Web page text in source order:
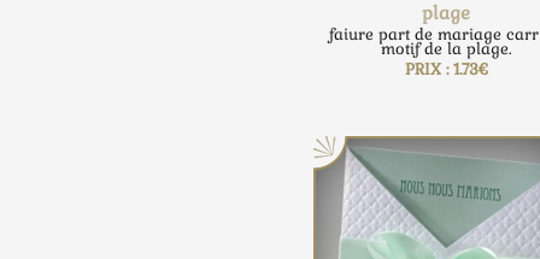
plage
faiure part de mariage
motif de la plage.
PRIX : 1.73€